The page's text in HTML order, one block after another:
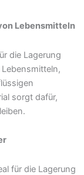
Lebensmitteln
die Lagerung
sorgt dafür,
für die Lagerung